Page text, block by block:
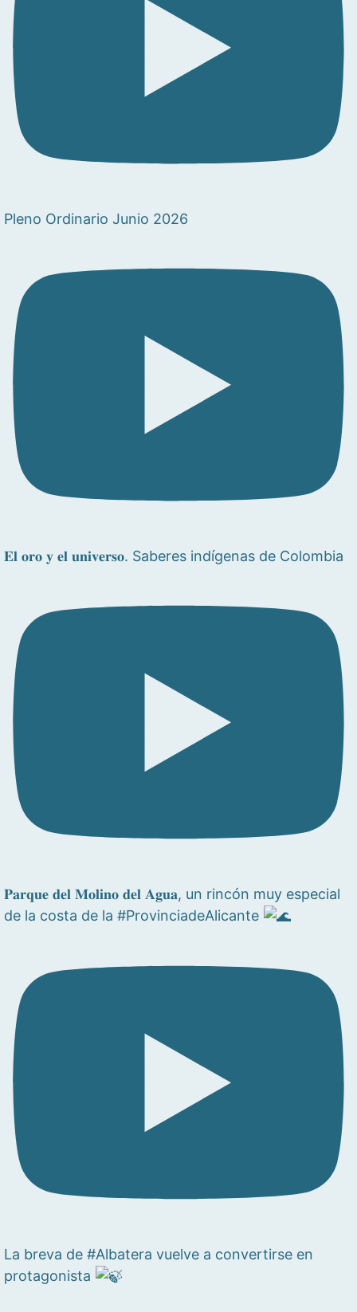
Pleno Ordinario Junio 2026
𝐄𝐥 𝐨𝐫𝐨 𝐲 𝐞𝐥 𝐮𝐧𝐢𝐯𝐞𝐫𝐬𝐨. Saberes indígenas de Colombia
𝐏𝐚𝐫𝐪𝐮𝐞 𝐝𝐞𝐥 𝐌𝐨𝐥𝐢𝐧𝐨 𝐝𝐞𝐥 𝐀𝐠𝐮𝐚, un rincón muy especial
de la costa de la #ProvinciadeAlicante
La breva de #Albatera vuelve a convertirse en
protagonista